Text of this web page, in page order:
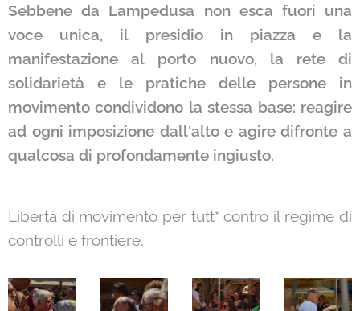
Sebbene da Lampedusa non esca fuori una
voce unica, il presidio in piazza e la
manifestazione al porto nuovo, la rete di
solidarietà e le pratiche delle persone in
movimento condividono la stessa base: reagire
ad ogni imposizione dall'alto e agire difronte a
qualcosa di profondamente ingiusto.
Libertà di movimento per tutt* contro il regime di
controlli e frontiere.